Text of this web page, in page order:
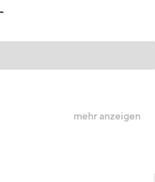
mehr anzeigen